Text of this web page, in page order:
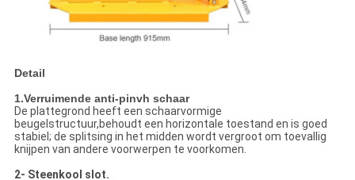
Detail
1.Verruimende anti-pinvh schaar
De plattegrond heeft een schaarvormige
beugelstructuur,behoudt een horizontale toestand en is goed
stabiel; de splitsing in het midden wordt vergroot om toevallig
knijpen van andere voorwerpen te voorkomen.
2- Steenkool slot.